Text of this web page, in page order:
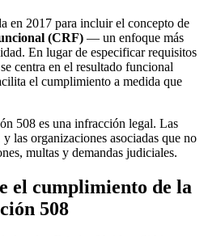
en 2017 para incluir el concepto de
(CRF) — un enfoque más
En lugar de especificar requisitos
centra en el resultado funcional
el cumplimiento a medida que
508 es una infracción legal. Las
las organizaciones asociadas que no
multas y demandas judiciales.
el cumplimiento de la
508